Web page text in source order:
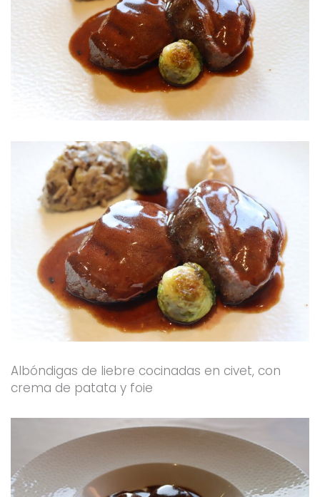
Albóndigas de liebre cocinadas en civet, con
crema de patata y foie